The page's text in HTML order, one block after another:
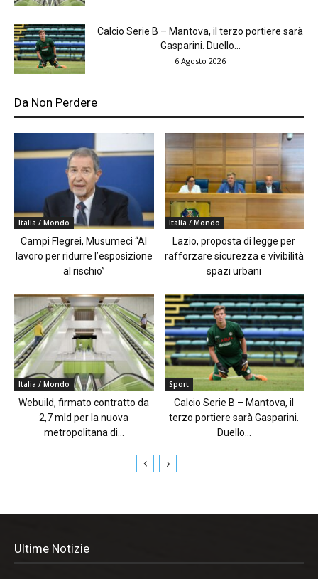
Calcio Serie B – Mantova, il terzo portiere sarà
Gasparini. Duello...
6 Agosto 2026
Da Non Perdere
Italia / Mondo
Campi Flegrei, Musumeci “Al
lavoro per ridurre l’esposizione
al rischio”
Italia / Mondo
Lazio, proposta di legge per
rafforzare sicurezza e vivibilità
spazi urbani
Italia / Mondo
Webuild, firmato contratto da
2,7 mld per la nuova
metropolitana di...
Sport
Calcio Serie B – Mantova, il
terzo portiere sarà Gasparini.
Duello...
Ultime Notizie